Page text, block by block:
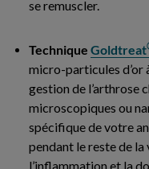
se remuscler.
Technique Goldtreat
micro-particules d’or
gestion de l’arthrose
microscopiques ou
spécifique de votre
pendant le reste de la
l’inflammation et la